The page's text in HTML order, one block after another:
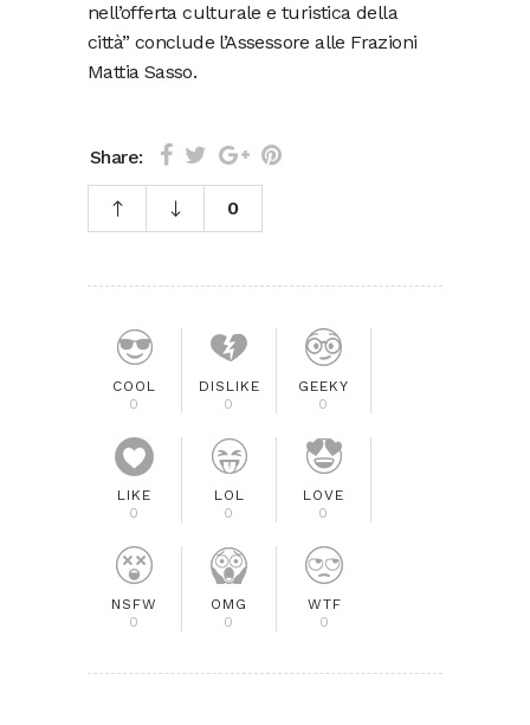
nell’offerta culturale e turistica della
città” conclude l’Assessore alle Frazioni
Mattia Sasso.
Share:
0
COOL
0
DISLIKE
0
GEEKY
0
LIKE
0
LOL
0
LOVE
0
NSFW
0
OMG
0
WTF
0